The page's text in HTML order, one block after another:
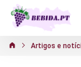
Artigos e